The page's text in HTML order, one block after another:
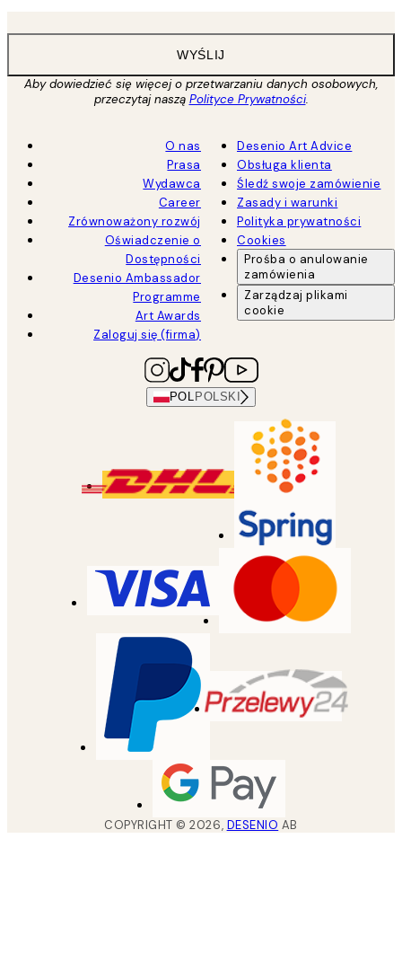
WYŚLIJ
Aby dowiedzieć się więcej o przetwarzaniu danych osobowych,
przeczytaj naszą Polityce Prywatności.
O nas
Prasa
Wydawca
Career
Zrównoważony rozwój
Oświadczenie o
Dostępności
Desenio Ambassador
Programme
Art Awards
Zaloguj się (firma)
Desenio Art Advice
Obsługa klienta
Śledź swoje zamówienie
Zasady i warunki
Polityka prywatności
Cookies
Prośba o anulowanie
zamówienia
Zarządzaj plikami
cookie
POL POLSKI
COPYRIGHT ©2026, DESENIO AB